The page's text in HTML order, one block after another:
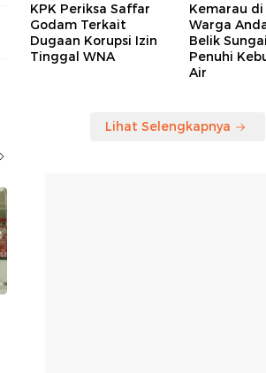
KPK Periksa Saffar
Godam Terkait
Dugaan Korupsi Izin
Tinggal WNA
Kemarau di
Warga
Belik
Penuhi
Air
Lihat Selengkapnya